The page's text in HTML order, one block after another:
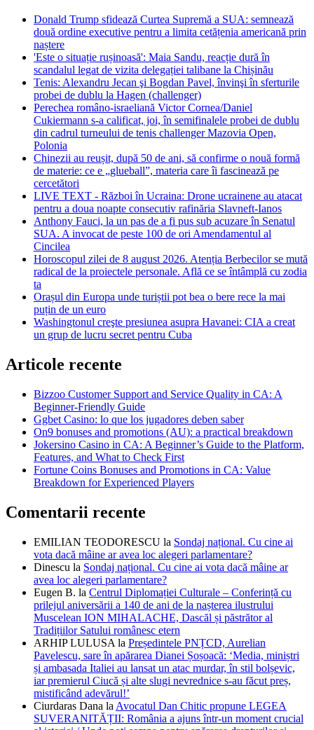
Donald Trump sfidează Curtea Supremă a SUA: semnează
două ordine executive pentru a limita cetățenia americană prin
naștere
'Este o situație rușinoasă': Maia Sandu, reacție dură în
scandalul legat de vizita delegației talibane la Chișinău
Tenis: Alexandru Jecan şi Bogdan Pavel, învinşi în sferturile
probei de dublu la Hagen (challenger)
Perechea româno-israeliană Victor Cornea/Daniel
Cukiermann s-a calificat, joi, în semifinalele probei de dublu
din cadrul turneului de tenis challenger Mazovia Open,
Polonia
Chinezii au reușit, după 50 de ani, să confirme o nouă formă
de materie: ce e „glueball”, materia care îi fascinează pe
cercetători
LIVE TEXT - Război în Ucraina: Drone ucrainene au atacat
pentru a doua noapte consecutiv rafinăria Slavneft-Ianos
Anthony Fauci, la un pas de a fi pus sub acuzare în Senatul
SUA. A invocat de peste 100 de ori Amendamentul al
Cincilea
Horoscopul zilei de 8 august 2026. Atenția Berbecilor se mută
radical de la proiectele personale. Află ce se întâmplă cu zodia
ta
Orașul din Europa unde turiștii pot bea o bere rece la mai
puțin de un euro
Washingtonul creşte presiunea asupra Havanei: CIA a creat
un grup de lucru secret pentru Cuba
Articole recente
Bizzoo Customer Support and Service Quality in CA: A
Beginner-Friendly Guide
Ggbet Casino: lo que los jugadores deben saber
On9 bonuses and promotions (AU): a practical breakdown
Jokersino Casino in CA: A Beginner’s Guide to the Platform,
Features, and What to Check First
Fortune Coins Bonuses and Promotions in CA: Value
Breakdown for Experienced Players
Comentarii recente
EMILIAN TEODORESCU la Sondaj național. Cu cine ai
vota dacă mâine ar avea loc alegeri parlamentare?
Dinescu la Sondaj național. Cu cine ai vota dacă mâine ar
avea loc alegeri parlamentare?
Eugen B. la Centrul Diplomației Culturale – Conferință cu
prilejul aniversării a 140 de ani de la nașterea ilustrului
Muscelean ION MIHALACHE, Dascăl și păstrător al
Tradițiilor Satului românesc etern
ARHIP LULUSA la Președintele PNȚCD, Aurelian
Pavelescu, sare în apărarea Dianei Șoșoacă: ‘Media, miniștri
și ambasada Italiei au lansat un atac murdar, în stil bolșevic,
iar premierul Ciucă și alte slugi nevrednice s-au făcut preș,
mistificând adevărul!’
Ciurdaras Dana la Avocatul Dan Chitic propune LEGEA
SUVERANITĂȚII: România a ajuns într-un moment crucial